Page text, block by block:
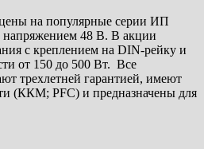
на популярные серии ИП
48 В. В акции
с креплением на DIN-рейку и
от 150 до 500 Вт. Все
трехлетней гарантией, имеют
(ККМ; PFC) и предназначены для